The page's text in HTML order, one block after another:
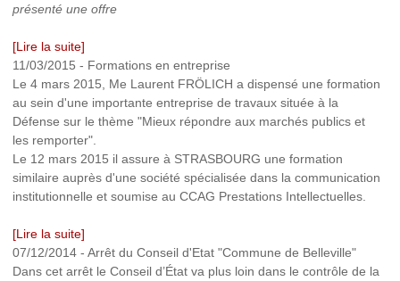
présenté une offre
[Lire la suite]
11/03/2015 - Formations en entreprise
Le 4 mars 2015, Me Laurent FRÖLICH a dispensé une formation
au sein d'une importante entreprise de travaux située à la
Défense sur le thème "Mieux répondre aux marchés publics et
les remporter".
Le 12 mars 2015 il assure à STRASBOURG une formation
similaire auprès d'une société spécialisée dans la communication
institutionnelle et soumise au CCAG Prestations Intellectuelles.
[Lire la suite]
07/12/2014 - Arrêt du Conseil d'Etat "Commune de Belleville"
Dans cet arrêt le Conseil d’État va plus loin dans le contrôle de la